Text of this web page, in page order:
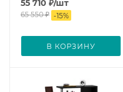
55 710 ₽/шт
65 550₽ -15%
В КОРЗИНУ